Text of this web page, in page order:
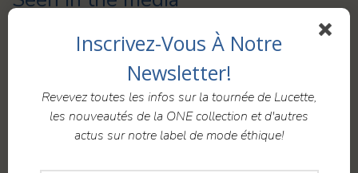
At the beginning of 2019, tem pimenta was seen in
the local media. On Canal9 in February….
And on the new online journal of cantonal employees,
oppositehere.
Thanks to Viviane Givord for her interview and Melanie
Mooser for her article!
Inscrivez-Vous À Notre
Newsletter!
Revevez toutes les infos sur la tournée de Lucette,
les nouveautés de la ONE collection et d'autres
actus sur notre label de mode éthique!